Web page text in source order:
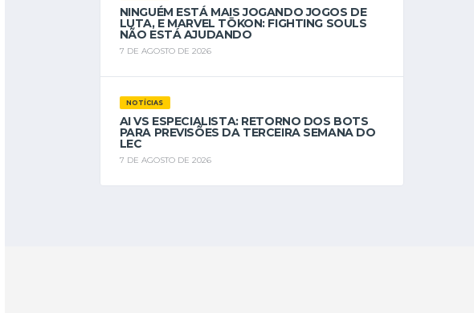
NINGUÉM ESTÁ MAIS JOGANDO JOGOS DE
LUTA, E MARVEL TŌKON: FIGHTING SOULS
NÃO ESTÁ AJUDANDO
7 DE AGOSTO DE 2026
NOTÍCIAS
AI VS ESPECIALISTA: RETORNO DOS BOTS
PARA PREVISÕES DA TERCEIRA SEMANA DO
LEC
7 DE AGOSTO DE 2026